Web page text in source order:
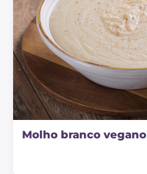
Molho branco vegano